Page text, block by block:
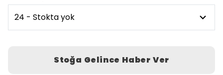
Stoğa Gelince Haber Ver